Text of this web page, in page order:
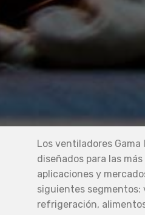
Los ventiladores
diseñados para las
aplicaciones y
siguientes segmentos:
refrigeración,